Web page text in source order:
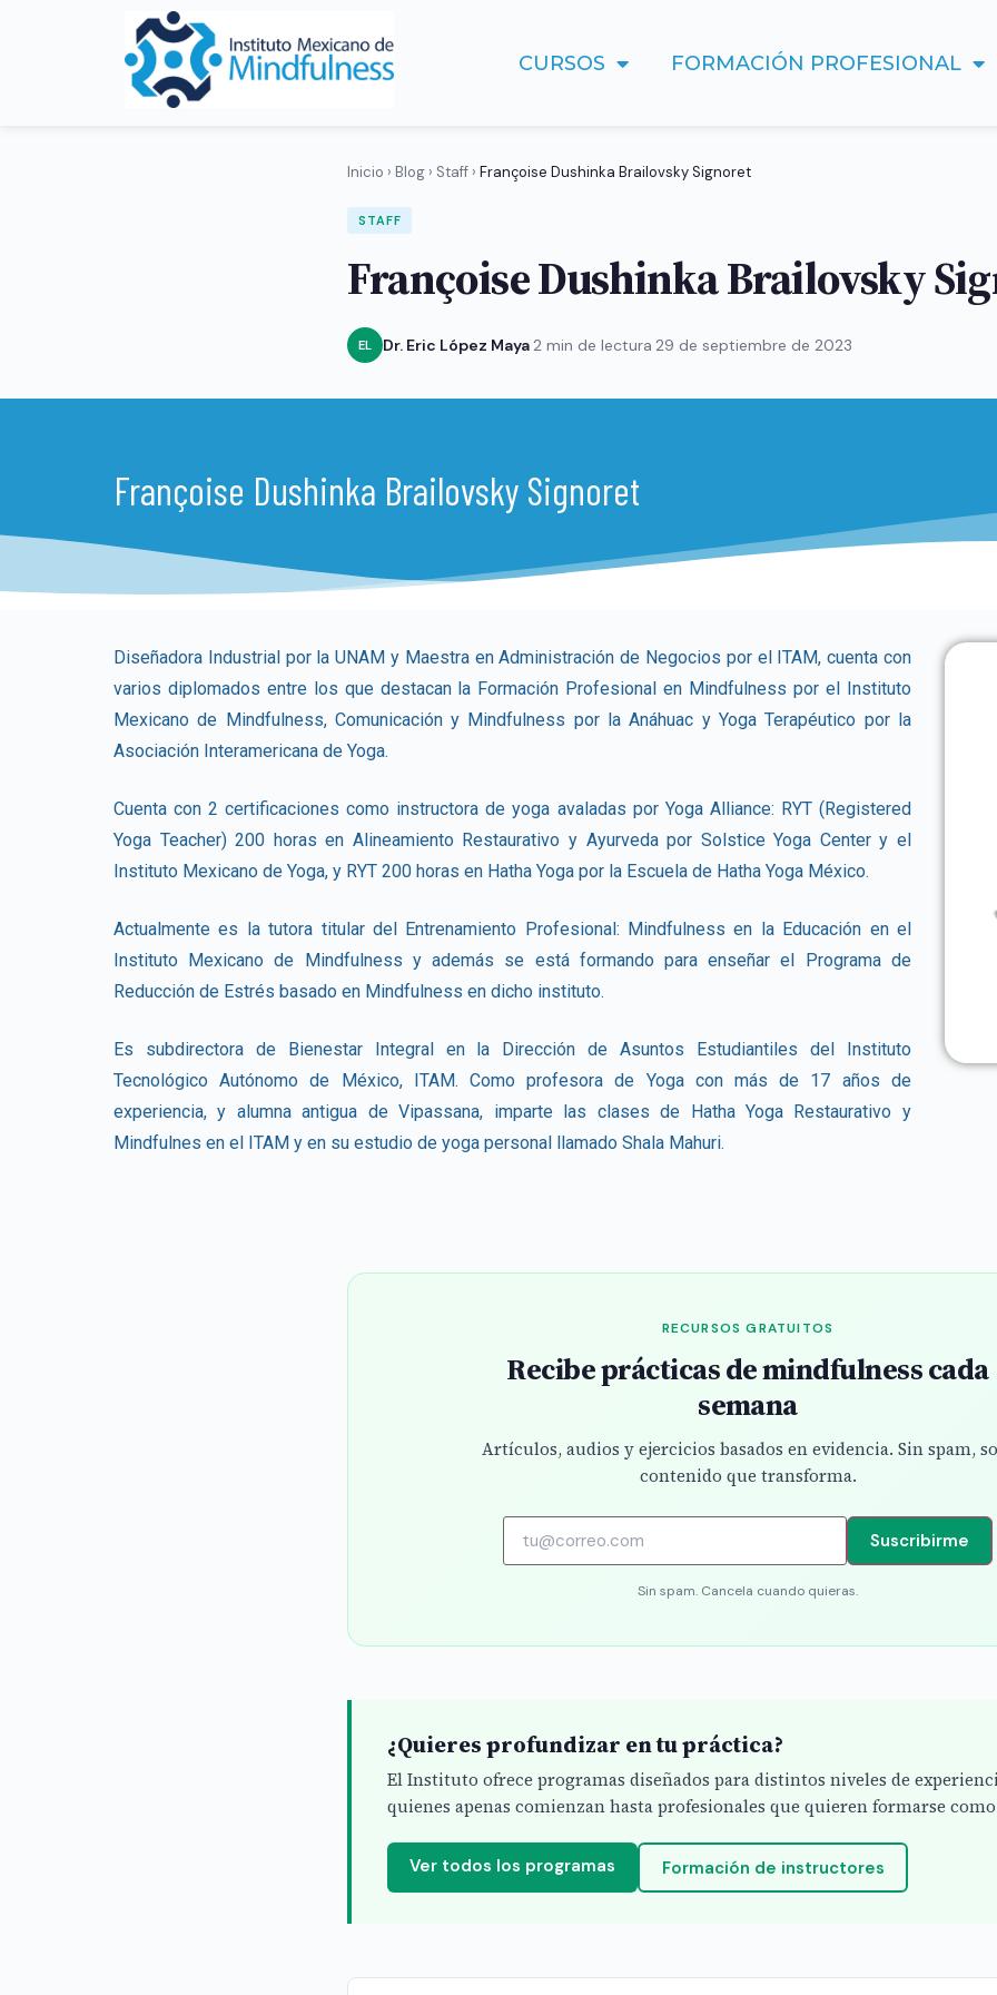
CURSOS FORMACIÓN PROFESIONAL
Inicio › Blog › Staff › Françoise Dushinka Brailovsky Signoret
STAFF
Françoise Dushinka Brailovsky
EL Dr. Eric López Maya2 min de lectura 29 de septiembre de 2023
Françoise Dushinka Brailovsky Signoret
Diseñadora Industrial por la UNAM y Maestra en Administración de Negocios por el ITAM, cuenta con
varios diplomados entre los que destacan la Formación Profesional en Mindfulness por el Instituto
Mexicano de Mindfulness, Comunicación y Mindfulness por la Anáhuac y Yoga Terapéutico por la
Asociación Interamericana de Yoga.
Cuenta con 2 certificaciones como instructora de yoga avaladas por Yoga Alliance: RYT (Registered
Yoga Teacher) 200 horas en Alineamiento Restaurativo y Ayurveda por Solstice Yoga Center y el
Instituto Mexicano de Yoga, y RYT 200 horas en Hatha Yoga por la Escuela de Hatha Yoga México.
Actualmente es la tutora titular del Entrenamiento Profesional: Mindfulness en la Educación en el
Instituto Mexicano de Mindfulness y además se está formando para enseñar el Programa de
Reducción de Estrés basado en Mindfulness en dicho instituto.
Es subdirectora de Bienestar Integral en la Dirección de Asuntos Estudiantiles del Instituto
Tecnológico Autónomo de México, ITAM. Como profesora de Yoga con más de 17 años de
experiencia, y alumna antigua de Vipassana, imparte las clases de Hatha Yoga Restaurativo y
Mindfulnes en el ITAM y en su estudio de yoga personal llamado Shala Mahuri.
RECURSOS GRATUITOS
Recibe prácticas de mindfulness cada
semana
Artículos, audios y ejercicios basados en evidencia. Sin spam,
contenido que transforma.
Suscribirme
Sin spam. Cancela cuando quieras.
¿Quieres profundizar en tu práctica?
El Instituto ofrece programas diseñados para distintos niveles de
quienes apenas comienzan hasta profesionales que quieren formarse
Ver todos los programas Formación de instructores